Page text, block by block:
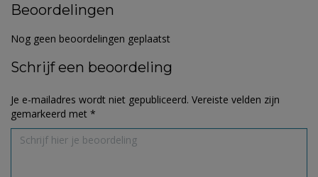
Beoordelingen
Nog geen beoordelingen geplaatst
Schrijf een beoordeling
Je e-mailadres wordt niet gepubliceerd. Vereiste velden zijn
gemarkeerd met *